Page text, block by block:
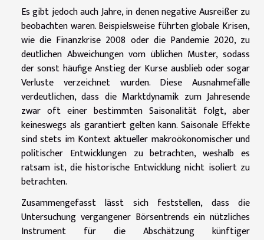
Es gibt jedoch auch Jahre, in denen negative Ausreißer zu
beobachten waren. Beispielsweise führten globale Krisen,
wie die Finanzkrise 2008 oder die Pandemie 2020, zu
deutlichen Abweichungen vom üblichen Muster, sodass
der sonst häufige Anstieg der Kurse ausblieb oder sogar
Verluste verzeichnet wurden. Diese Ausnahmefälle
verdeutlichen, dass die Marktdynamik zum Jahresende
zwar oft einer bestimmten Saisonalität folgt, aber
keineswegs als garantiert gelten kann. Saisonale Effekte
sind stets im Kontext aktueller makroökonomischer und
politischer Entwicklungen zu betrachten, weshalb es
ratsam ist, die historische Entwicklung nicht isoliert zu
betrachten.
Zusammengefasst lässt sich feststellen, dass die
Untersuchung vergangener Börsentrends ein nützliches
Instrument für die Abschätzung künftiger